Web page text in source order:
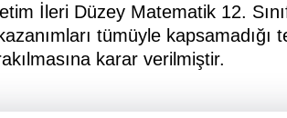
İleri Düzey Matematik 12.
tümüyle
karar verilmiştir.